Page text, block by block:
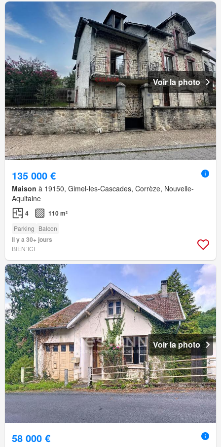
Voir la photo
135 000 €
Maison à 19150, Gimel-les-Cascades, Corrèze, Nouvelle-
Aquitaine
4 110 m²
Parking Balcon
Il y a 30+ jours
BIEN´ICI
Voir la photo
58 000 €